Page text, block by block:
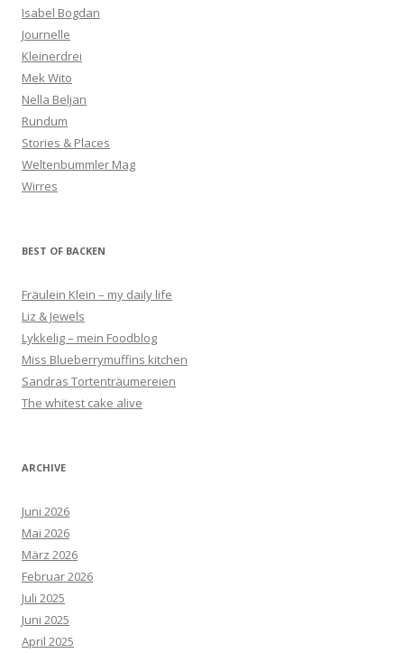
Isabel Bogdan
Journelle
Kleinerdrei
Mek Wito
Nella Beljan
Rundum
Stories & Places
Weltenbummler Mag
Wirres
BEST OF BACKEN
Fräulein Klein – my daily life
Liz & Jewels
Lykkelig – mein Foodblog
Miss Blueberrymuffins kitchen
Sandras Tortenträumereien
The whitest cake alive
ARCHIVE
Juni 2026
Mai 2026
März 2026
Februar 2026
Juli 2025
Juni 2025
April 2025